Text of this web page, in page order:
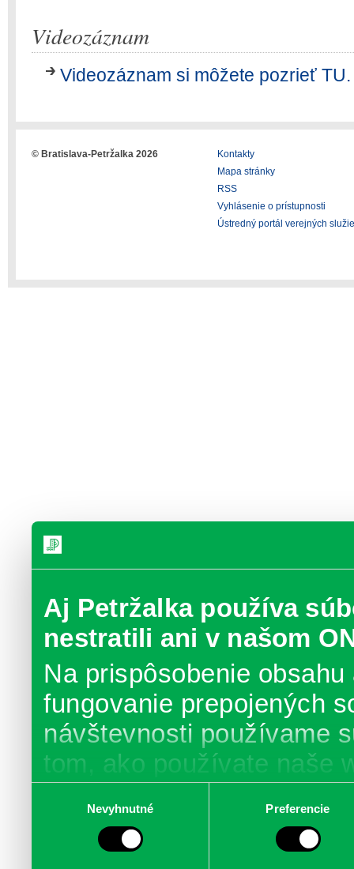
Aj Petržalka používa
nestratili ani v našom
Na prispôsobenie
fungovanie prepojených
návštevnosti používame
tom, ako používate naše
médií, inzercie a
informácie skombinovať
Nevyhnutné Preferencie
Videozáznam
Videozáznam si môžete pozrieť TU.
© Bratislava-Petržalka 2026
Kontakty
Mapa stránky
RSS
Vyhlásenie o prístupnosti
Ústredný portál verejných